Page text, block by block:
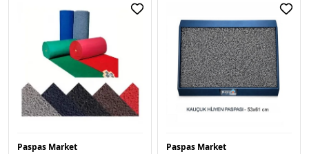
Paspas Market Paspas Market